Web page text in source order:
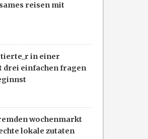
reisen mit
in einer
einfachen fragen
wochenmarkt
lokale zutaten